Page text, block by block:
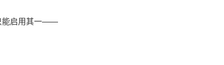
能启用其一——